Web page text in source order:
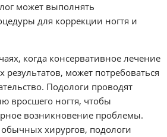
может выполнять
для коррекции ногтя и
когда консервативное лечение
может потребоваться
Подологи проводят
вросшего ногтя, чтобы
возникновение проблемы.
хирургов, подологи